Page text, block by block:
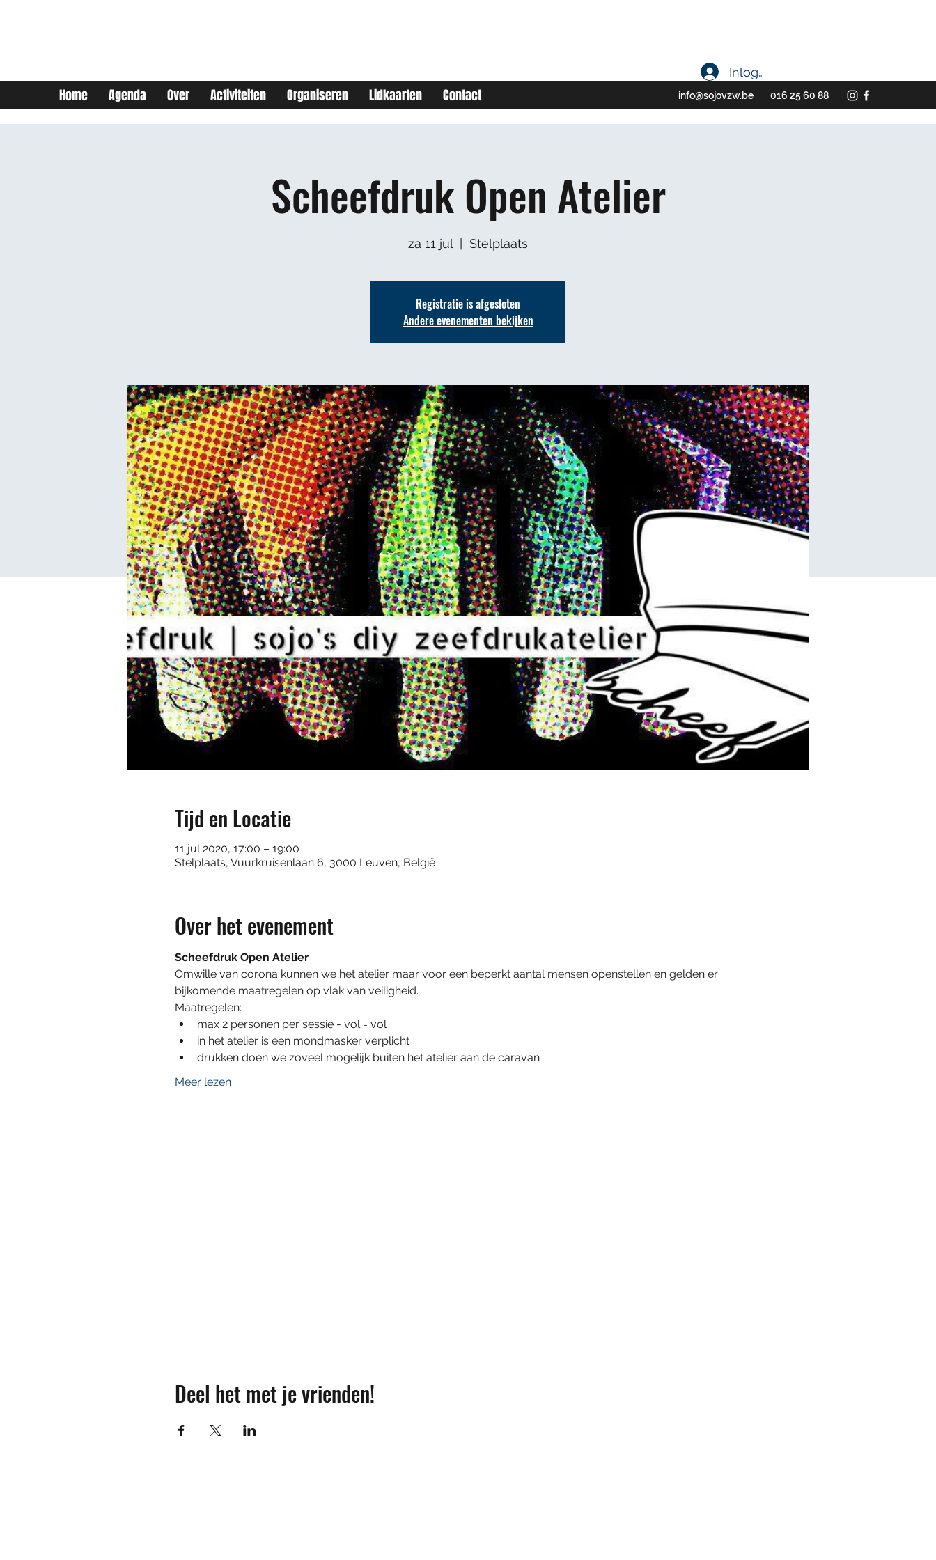
Home Agenda Over Activiteiten Organiseren Lidkaarten Contact info@sojovzw.be 016 25 60 88
Inloggen
Scheefdruk Open Atelier
za 11 jul Stelplaats
Registratie is afgesloten
Andere evenementen bekijken
Tijd en Locatie
11 jul 2020, 17:00 – 19:00
Stelplaats, Vuurkruisenlaan 6, 3000 Leuven, België
Over het evenement
Scheefdruk Open Atelier
Omwille van corona kunnen we het atelier maar voor een beperkt aantal mensen openstellen en gelden er
bijkomende maatregelen op vlak van veiligheid.
Maatregelen:
max 2 personen per sessie - vol = vol
in het atelier is een mondmasker verplicht
drukken doen we zoveel mogelijk buiten het atelier aan de caravan
Meer lezen
Deel het met je vrienden!